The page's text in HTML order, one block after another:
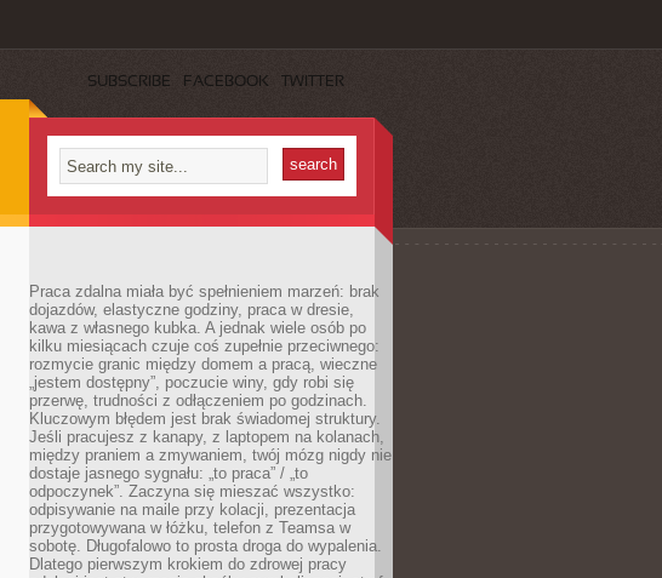
SUBSCRIBE FACEBOOK TWITTER
Praca zdalna miała być spełnieniem marzeń: brak
dojazdów, elastyczne godziny, praca w dresie,
kawa z własnego kubka. A jednak wiele osób po
kilku miesiącach czuje coś zupełnie przeciwnego:
rozmycie granic między domem a pracą, wieczne
„jestem dostępny”, poczucie winy, gdy robi się
przerwę, trudności z odłączeniem po godzinach.
Kluczowym błędem jest brak świadomej struktury.
Jeśli pracujesz z kanapy, z laptopem na kolanach,
między praniem a zmywaniem, twój mózg nigdy nie
dostaje jasnego sygnału: „to praca” / „to
odpoczynek”. Zaczyna się mieszać wszystko:
odpisywanie na maile przy kolacji, prezentacja
przygotowywana w łóżku, telefon z Teamsa w
sobotę. Długofalowo to prosta droga do wypalenia.
Dlatego pierwszym krokiem do zdrowej pracy